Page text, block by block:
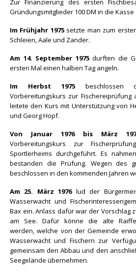
Zur Finanzierung des ersten
Gründungsmitglieder 100 DM in die Kasse
Im Frühjahr 1975setzte man zum
Schleien, Aale und Zander.
Am 14. September 1975durften die
ersten Mal einen halben Tag angeln.
Im Herbst 1975beschlossen
Vorbereitungskurs zur Fischereiprüfung
leitete den Kurs mit Unterstützung von
und Georg Hopf.
Von Januar 1976 bis März
Vorbereitungskurs zur
Sportlerheims durchgeführt. Es
bestanden die Prüfung. Wegen des
beschlossen in den kommenden Jahren
Am 25. März 1976lud der
Wasserwacht und
Bax ein. Anlass dafür war der Vorschlag
am See. Dafür könne die alte
werden, welche von der Gemeinde
Wasserwacht und Fischern zur
gemeinsam den Abbau und den
Seegelände übernehmen.